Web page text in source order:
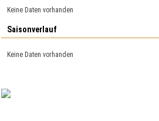
Keine Daten vorhanden
Saisonverlauf
Keine Daten vorhanden